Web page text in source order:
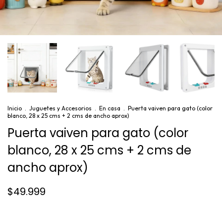
Inicio . Juguetes y Accesorios . En casa . Puerta vaiven para gato (color
blanco, 28 x 25 cms + 2 cms de ancho aprox)
Puerta vaiven para gato (color
blanco, 28 x 25 cms + 2 cms de
ancho aprox)
$49.999